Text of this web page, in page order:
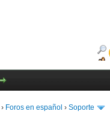
› Foros en español › Soporte